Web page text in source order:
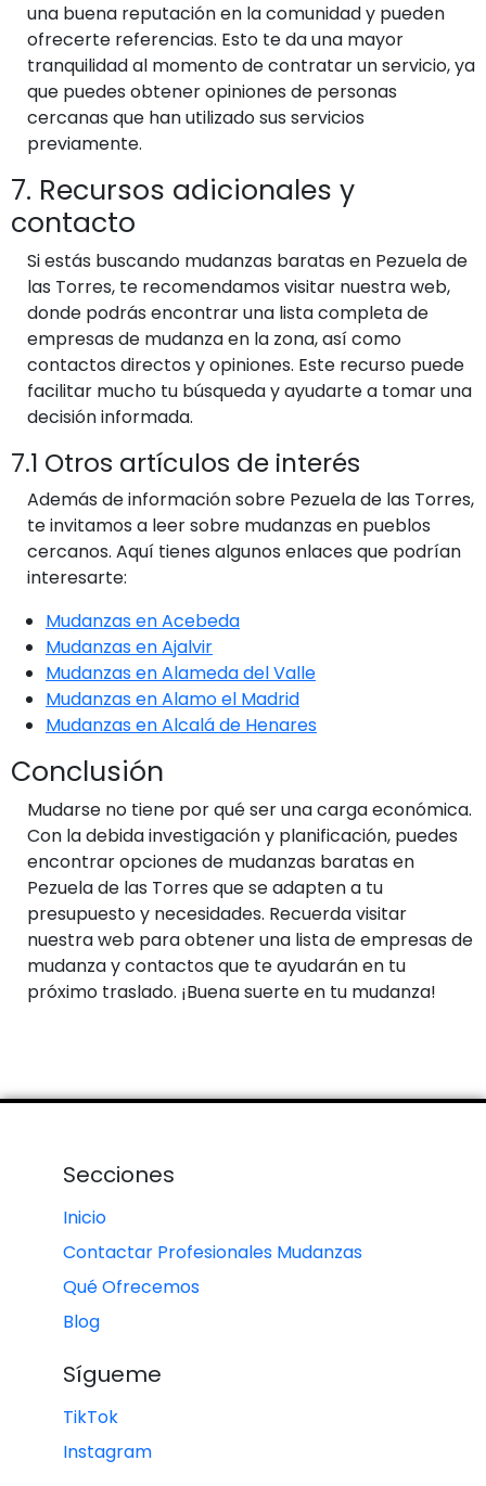
una buena reputación en la comunidad y pueden
ofrecerte referencias. Esto te da una mayor
tranquilidad al momento de contratar un servicio, ya
que puedes obtener opiniones de personas
cercanas que han utilizado sus servicios
previamente.
7. Recursos adicionales y
contacto
Si estás buscando mudanzas baratas en Pezuela de
las Torres, te recomendamos visitar nuestra web,
donde podrás encontrar una lista completa de
empresas de mudanza en la zona, así como
contactos directos y opiniones. Este recurso puede
facilitar mucho tu búsqueda y ayudarte a tomar una
decisión informada.
7.1 Otros artículos de interés
Además de información sobre Pezuela de las Torres,
te invitamos a leer sobre mudanzas en pueblos
cercanos. Aquí tienes algunos enlaces que podrían
interesarte:
Mudanzas en Acebeda
Mudanzas en Ajalvir
Mudanzas en Alameda del Valle
Mudanzas en Alamo el Madrid
Mudanzas en Alcalá de Henares
Conclusión
Mudarse no tiene por qué ser una carga económica.
Con la debida investigación y planificación, puedes
encontrar opciones de mudanzas baratas en
Pezuela de las Torres que se adapten a tu
presupuesto y necesidades. Recuerda visitar
nuestra web para obtener una lista de empresas de
mudanza y contactos que te ayudarán en tu
próximo traslado. ¡Buena suerte en tu mudanza!
Secciones
Inicio
Contactar Profesionales Mudanzas
Qué Ofrecemos
Blog
Sígueme
TikTok
Instagram